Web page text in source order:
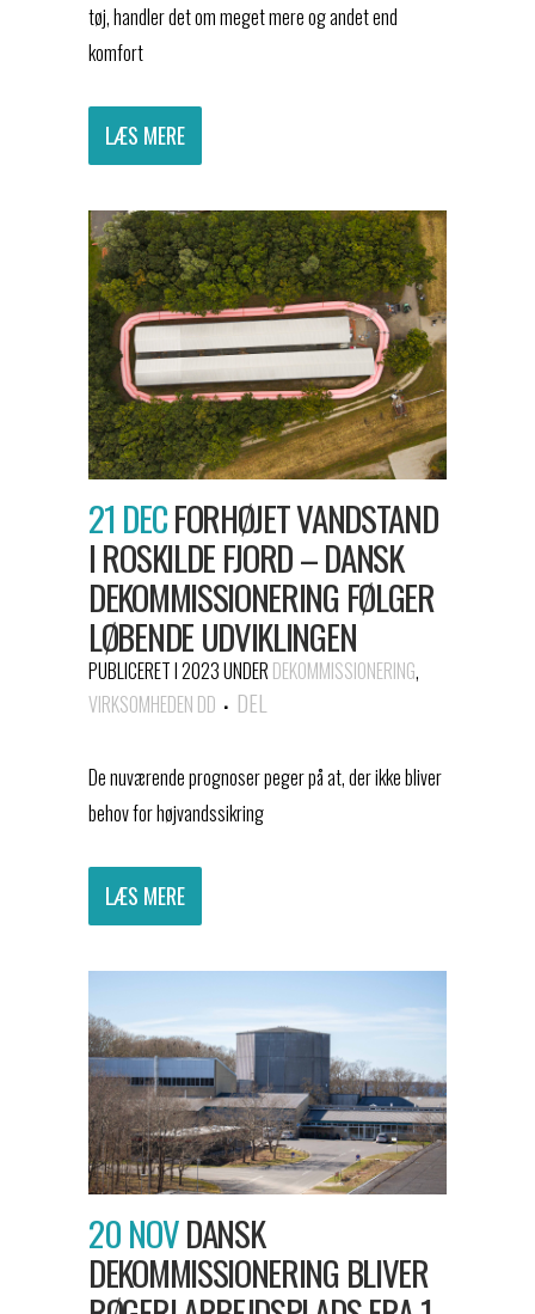
tøj, handler det om meget mere og andet end
komfort
LÆS MERE
21 DECFORHØJET VANDSTAND
I ROSKILDE FJORD – DANSK
DEKOMMISSIONERING FØLGER
LØBENDE UDVIKLINGEN
PUBLICERET I 2023UNDER DEKOMMISSIONERING,
VIRKSOMHEDEN DD
DEL
De nuværende prognoser peger på at, der ikke bliver
behov for højvandssikring
LÆS MERE
20 NOVDANSK
DEKOMMISSIONERING BLIVER